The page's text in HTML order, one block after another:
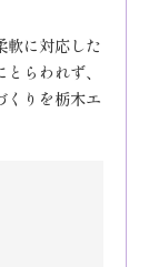
軟に対応した
らわれず、
くりを栃木エ